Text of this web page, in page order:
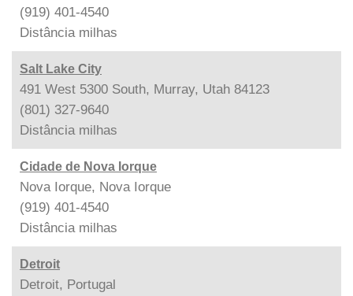
(919) 401-4540
Distância milhas
Salt Lake City
491 West 5300 South, Murray, Utah 84123
(801) 327-9640
Distância milhas
Cidade de Nova Iorque
Nova Iorque, Nova Iorque
(919) 401-4540
Distância milhas
Detroit
Detroit, Portugal